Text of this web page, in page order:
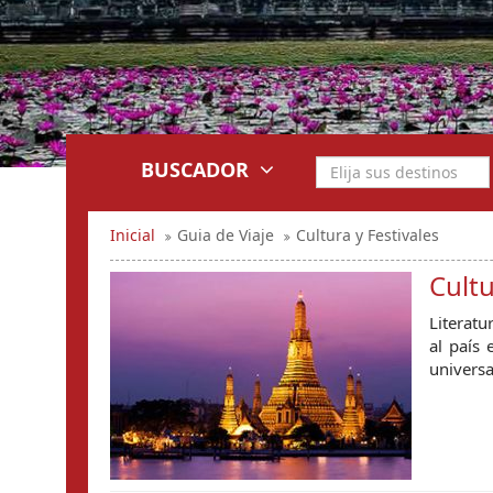
BUSCADOR
Inicial Guia de Viaje Cultura y Festivales
al país